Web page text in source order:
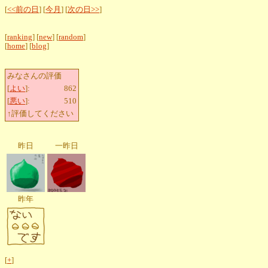
[<<前の日 ] [今月 ] [次の日>>]
[ranking] [new] [random]
[home] [blog]
みなさんの評価
[よい]:
862
[悪い]:
510
↑評価してください
昨日 一昨日
昨年
[+]